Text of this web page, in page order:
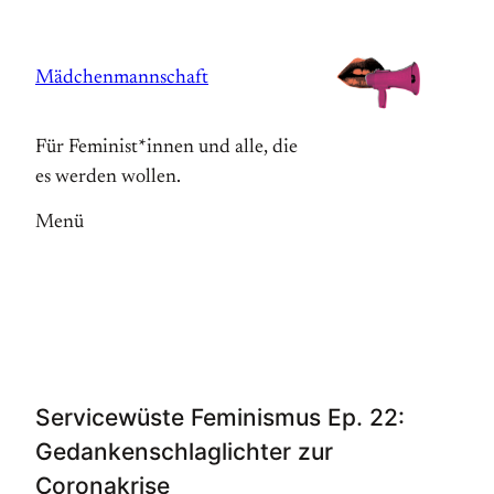
springen
Mädchenmannschaft
Für Feminist*innen und alle, die
es werden wollen.
Menü
Servicewüste Feminismus Ep. 22:
Gedankenschlaglichter zur
Coronakrise